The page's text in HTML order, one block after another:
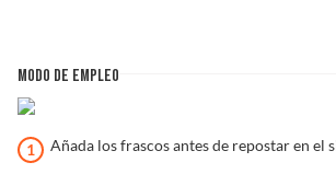
MODO DE EMPLEO
Añada los frascos antes de repostar en el